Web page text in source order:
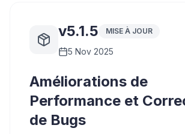
v5.1.5 MISE À JOUR
5 Nov 2025
Améliorations de
Performance et
de Bugs